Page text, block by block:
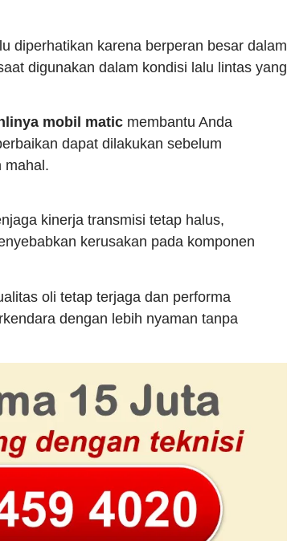
diperhatikan karena berperan besar dalam
digunakan dalam kondisi lalu lintas yang
mobil matic membantu Anda
dapat dilakukan sebelum
mahal.
kinerja transmisi tetap halus,
kerusakan pada komponen
oli tetap terjaga dan performa
dengan lebih nyaman tanpa